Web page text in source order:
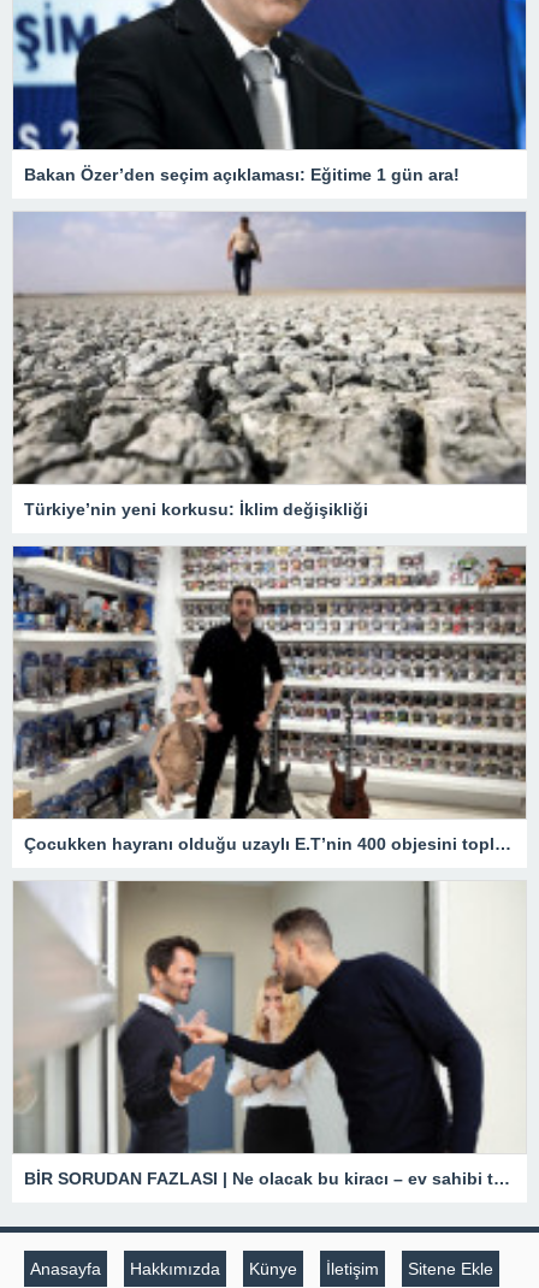
Bakan Özer’den seçim açıklaması: Eğitime 1 gün ara!
Türkiye’nin yeni korkusu: İklim değişikliği
Çocukken hayranı olduğu uzaylı E.T’nin 400 objesini topladı
BİR SORUDAN FAZLASI | Ne olacak bu kiracı – ev sahibi tartışmaları?
Anasayfa Hakkımızda Künye İletişim Sitene Ekle